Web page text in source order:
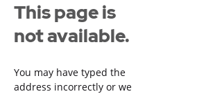
This page is
not available.
You may have typed the
address incorrectly or we